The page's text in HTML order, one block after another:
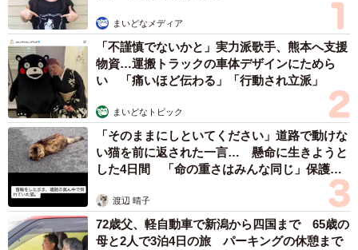
まいどなメディア
「不謹慎でないかと」実力派歌手、熊本へ支援
物資…運搬トラックの車体デザインにためら
い 「痛いほど伝わる」「行動され立派」
まいどなトピック
「そのままにしといてください」道路で動けな
い猫を前に返された一言… 懸命に生きようと
した4日間 「命の重さはみんな同じ」保護団
渡辺 晴子
72歳父、軽自動車で新潟から四国まで 65歳の
母と2人で3泊4日の旅 パーキングの休憩まで